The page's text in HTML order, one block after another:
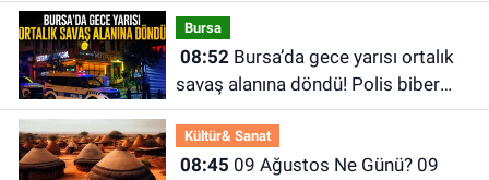
Bursa
08:52Bursa’da gece yarısı ortalık
savaş alanına döndü! Polis biber
gazıyla müdahale etti
Kültür& Sanat
08:45